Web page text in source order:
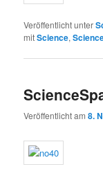
Veröffentlicht unter
mitScience,
Veröffentlicht am8.